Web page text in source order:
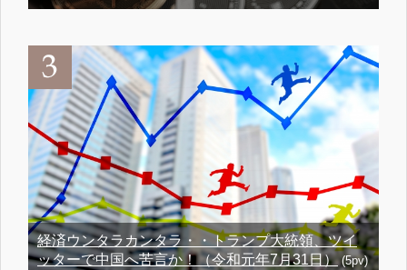
経済ウンタラカンタラ・・トランプ大統領、ツイ
ッターで中国へ苦言か！（令和元年7月31日） (5pv)